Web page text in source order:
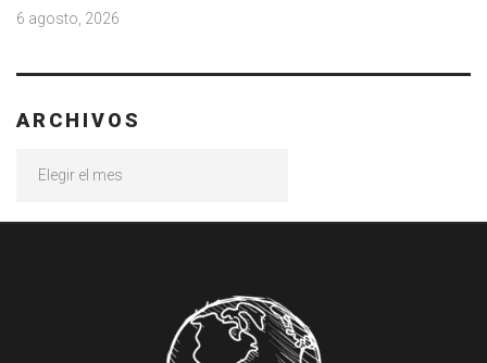
6 agosto, 2026
ARCHIVOS